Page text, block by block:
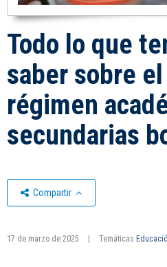
Todo lo que
saber sobre
régimen
secundarias
Compartir
17 de marzo de 2025 Temáticas